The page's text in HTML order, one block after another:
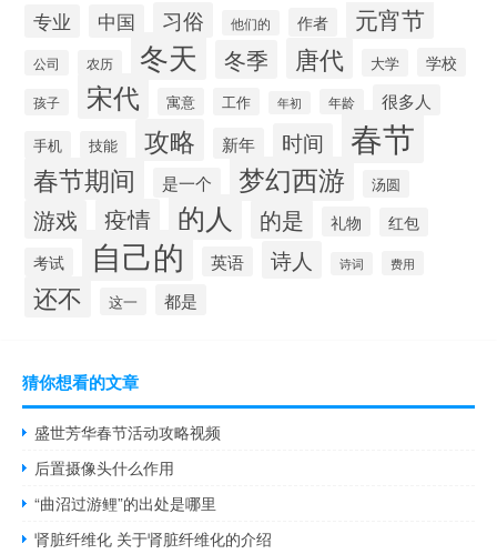
专业 中国 习俗 他们的 作者 元宵节
公司 农历 冬天 冬季 唐代 大学 学校
孩子 宋代 寓意 工作 年初 年龄 很多人
手机 技能 攻略 新年 时间 春节
春节期间 是一个 梦幻西游 汤圆
游戏 疫情 的人 的是 礼物
红包
考试
自己的 英语 诗人 诗词 费用
还不 这一 都是
猜你想看的文章
盛世芳华春节活动攻略视频
后置摄像头什么作用
“曲沼过游鲤”的出处是哪里
肾脏纤维化 关于肾脏纤维化的介绍